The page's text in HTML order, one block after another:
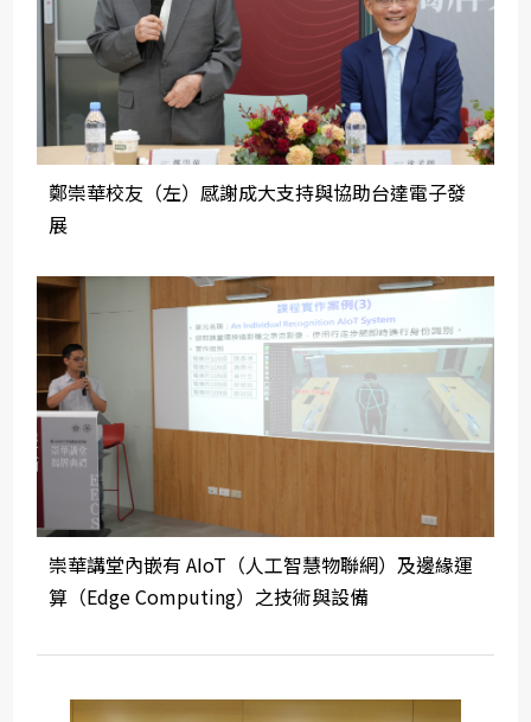
鄭崇華校友（左）感謝成大支持與協助台達電子發
展
崇華講堂內嵌有 AIoT（人工智慧物聯網）及邊緣運
算（Edge Computing）之技術與設備